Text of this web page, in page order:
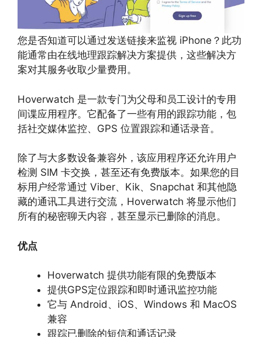
您是否知道可以通过发送链接来监视 iPhone？此功
能通常由在线地理跟踪解决方案提供，这些解决方
案对其服务收取少量费用。
Hoverwatch 是一款专门为父母和员工设计的专用
间谍应用程序。它配备了一些有用的跟踪功能，包
括社交媒体监控、GPS 位置跟踪和通话录音。
除了与大多数设备兼容外，该应用程序还允许用户
检测 SIM 卡交换，甚至还有免费版本。如果您的目
标用户经常通过 Viber、Kik、Snapchat 和其他隐
藏的通讯工具进行交流，Hoverwatch 将显示他们
所有的秘密聊天内容，甚至显示已删除的消息。
优点
Hoverwatch 提供功能有限的免费版本
提供GPS定位跟踪和即时通讯监控功能
它与 Android、iOS、Windows 和 MacOS
兼容
跟踪已删除的短信和通话记录